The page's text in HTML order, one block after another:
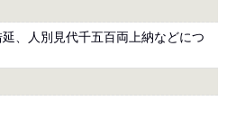
、人別見代千五百両上納などにつ